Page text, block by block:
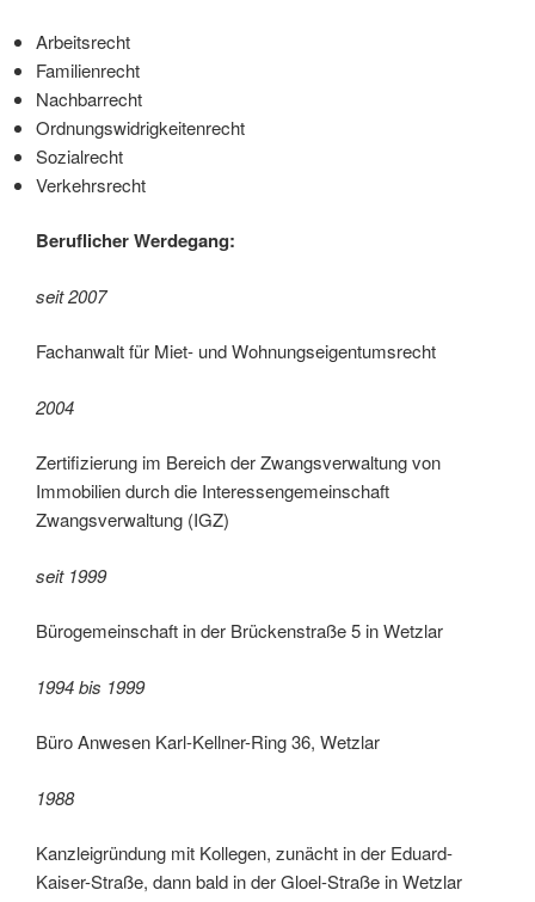
Arbeitsrecht
Familienrecht
Nachbarrecht
Ordnungswidrigkeitenrecht
Sozialrecht
Verkehrsrecht
Beruflicher Werdegang:
seit 2007
Fachanwalt für Miet- und Wohnungseigentumsrecht
2004
Zertifizierung im Bereich der Zwangsverwaltung von
Immobilien durch die Interessengemeinschaft
Zwangsverwaltung (IGZ)
seit 1999
Bürogemeinschaft in der Brückenstraße 5 in Wetzlar
1994 bis 1999
Büro Anwesen Karl-Kellner-Ring 36, Wetzlar
1988
Kanzleigründung mit Kollegen, zunächt in der Eduard-
Kaiser-Straße, dann bald in der Gloel-Straße in Wetzlar